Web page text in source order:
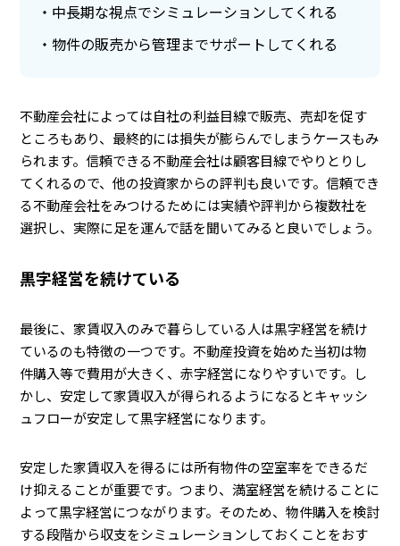
中長期な視点でシミュレーションしてくれる
物件の販売から管理までサポートしてくれる
不動産会社によっては自社の利益目線で販売、売却を促す
ところもあり、最終的には損失が膨らんでしまうケースもみ
られます。信頼できる不動産会社は顧客目線でやりとりし
てくれるので、他の投資家からの評判も良いです。信頼でき
る不動産会社をみつけるためには実績や評判から複数社を
選択し、実際に足を運んで話を聞いてみると良いでしょう。
黒字経営を続けている
最後に、家賃収入のみで暮らしている人は黒字経営を続け
ているのも特徴の一つです。不動産投資を始めた当初は物
件購入等で費用が大きく、赤字経営になりやすいです。し
かし、安定して家賃収入が得られるようになるとキャッシ
ュフローが安定して黒字経営になります。
安定した家賃収入を得るには所有物件の空室率をできるだ
け抑えることが重要です。つまり、満室経営を続けることに
よって黒字経営につながります。そのため、物件購入を検討
する段階から収支をシミュレーションしておくことをおす